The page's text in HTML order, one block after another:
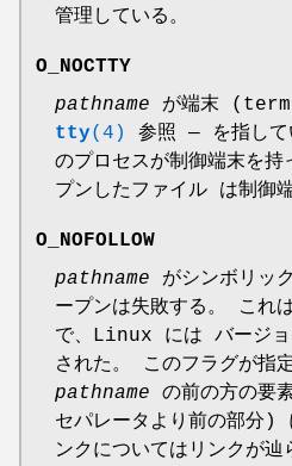
管理している。
O_NOCTTY
pathname が端末
tty(4)
参照 — を指して
のプロセスが制御端末を持
プンしたファイル は制御
O_NOFOLLOW
pathname がシンボリッ
ープンは失敗する。 これ
で、Linux には バージ
された。 このフラグが指
pathname の前の方の要
セパレータより前の部分)
ンクについてはリンクが